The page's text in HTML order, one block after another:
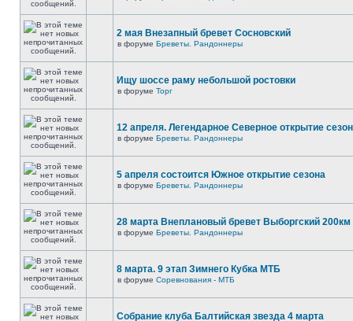
2 мая Внезапный бревет Сосновский
в форуме Бреветы. Рандоннеры
Ищу шоссе раму небольшой ростовки
в форуме Торг
12 апреля. Легендарное Северное открытие
в форуме Бреветы. Рандоннеры
5 апреля состоится Южное открытие сезона
в форуме Бреветы. Рандоннеры
28 марта Внеплановый бревет Выборгский 200км
в форуме Бреветы. Рандоннеры
8 марта. 9 этап Зимнего Кубка МТБ
в форуме Соревнования - МТБ
Собрание клуба Балтийская звезда 4 марта